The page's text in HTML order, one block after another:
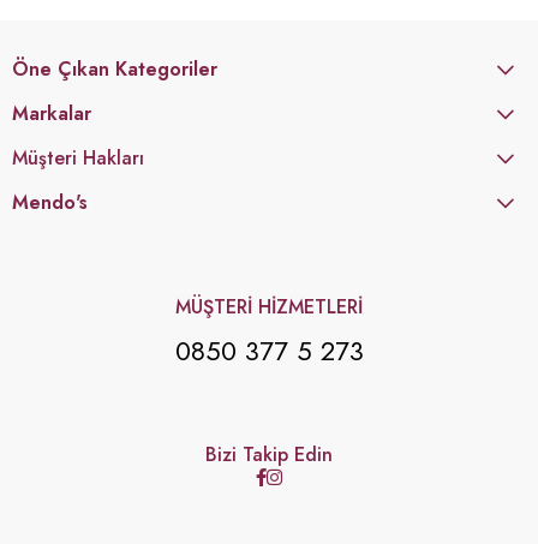
Öne Çıkan Kategoriler
Markalar
Müşteri Hakları
Mendo's
MÜŞTERİ HİZMETLERİ
0850 377 5 273
Bizi Takip Edin